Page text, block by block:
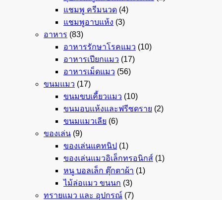
แชมพู ครีมนวด (4)
แชมพูอาบแห้ง (3)
อาหาร (83)
อาหารรักษาโรคแมว (10)
อาหารเปียกแมว (17)
อาหารเม็ดแมว (56)
ขนมแมว (17)
ขนมขบเคี้ยวแมว (10)
ขนมอบแห้งและฟรีซดราย (2)
ขนมแมวเลีย (6)
ของเล่น (9)
ของเล่นแคทนิป (1)
ของเล่นแมวอิเล็กทรอนิกส์ (1)
หนู บอลเล็ก ตุ๊กตาผ้า (1)
ไม้ล่อแมว ขนนก (3)
ทรายแมว และ อุปกรณ์ (7)